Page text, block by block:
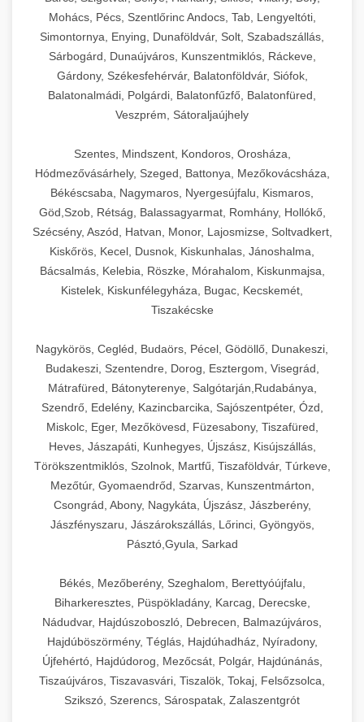
Mohács, Pécs, Szentlőrinc Andocs, Tab, Lengyeltóti,
Simontornya, Enying, Dunaföldvár, Solt, Szabadszállás,
Sárbogárd, Dunaújváros, Kunszentmiklós, Ráckeve,
Gárdony, Székesfehérvár, Balatonföldvár, Siófok,
Balatonalmádi, Polgárdi, Balatonfűzfő, Balatonfüred,
Veszprém, Sátoraljaújhely
Szentes, Mindszent, Kondoros, Orosháza,
Hódmezővásárhely, Szeged, Battonya, Mezőkovácsháza,
Békéscsaba, Nagymaros, Nyergesújfalu, Kismaros,
Göd,Szob, Rétság, Balassagyarmat, Romhány, Hollókő,
Szécsény, Aszód, Hatvan, Monor, Lajosmizse, Soltvadkert,
Kiskőrös, Kecel, Dusnok, Kiskunhalas, Jánoshalma,
Bácsalmás, Kelebia, Röszke, Mórahalom, Kiskunmajsa,
Kistelek, Kiskunfélegyháza, Bugac, Kecskemét,
Tiszakécske
Nagykörös, Cegléd, Budaörs, Pécel, Gödöllő, Dunakeszi,
Budakeszi, Szentendre, Dorog, Esztergom, Visegrád,
Mátrafüred, Bátonyterenye, Salgótarján,Rudabánya,
Szendrő, Edelény, Kazincbarcika, Sajószentpéter, Ózd,
Miskolc, Eger, Mezőkövesd, Füzesabony, Tiszafüred,
Heves, Jászapáti, Kunhegyes, Újszász, Kisújszállás,
Törökszentmiklós, Szolnok, Martfű, Tiszaföldvár, Túrkeve,
Mezőtúr, Gyomaendrőd, Szarvas, Kunszentmárton,
Csongrád, Abony, Nagykáta, Újszász, Jászberény,
Jászfényszaru, Jászárokszállás, Lőrinci, Gyöngyös,
Pásztó,Gyula, Sarkad
Békés, Mezőberény, Szeghalom, Berettyóújfalu,
Biharkeresztes, Püspökladány, Karcag, Derecske,
Nádudvar, Hajdúszoboszló, Debrecen, Balmazújváros,
Hajdúböszörmény, Téglás, Hajdúhadház, Nyíradony,
Újfehértó, Hajdúdorog, Mezőcsát, Polgár, Hajdúnánás,
Tiszaújváros, Tiszavasvári, Tiszalök, Tokaj, Felsőzsolca,
Szikszó, Szerencs, Sárospatak, Zalaszentgrót